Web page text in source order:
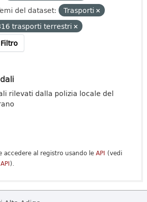
del dataset:
Trasporti
trasporti terrestri
rilevati dalla polizia locale del
accedere al registro usando le API (vedi
).